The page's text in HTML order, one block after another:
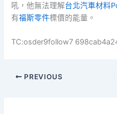
吼，他無法理解台北汽車材料
有福斯零件標價的能量。
TC:osder9follow7
PREVIOUS